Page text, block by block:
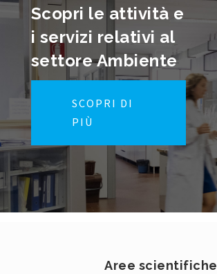
Scopri le attività e
i servizi relativi al
settore Ambiente
SCOPRI DI
PIÙ
Aree scientifiche